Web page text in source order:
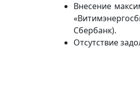
Внесение
Сбербанк).
Отсутствие